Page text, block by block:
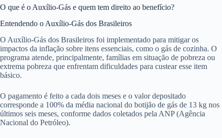
O que é o Auxílio-Gás e quem tem direito ao benefício?
Entendendo o Auxílio-Gás dos Brasileiros
O Auxílio-Gás dos Brasileiros foi implementado para mitigar os
impactos da inflação sobre itens essenciais, como o gás de cozinha. O
programa atende, principalmente, famílias em situação de pobreza ou
extrema pobreza que enfrentam dificuldades para custear esse item
básico.
O pagamento é feito a cada dois meses e o valor depositado
corresponde a 100% da média nacional do botijão de gás de 13 kg nos
últimos seis meses, conforme dados coletados pela ANP (Agência
Nacional do Petróleo).